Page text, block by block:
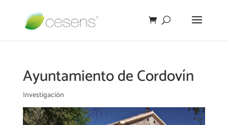
Ayuntamiento de Cordovín
Investigación